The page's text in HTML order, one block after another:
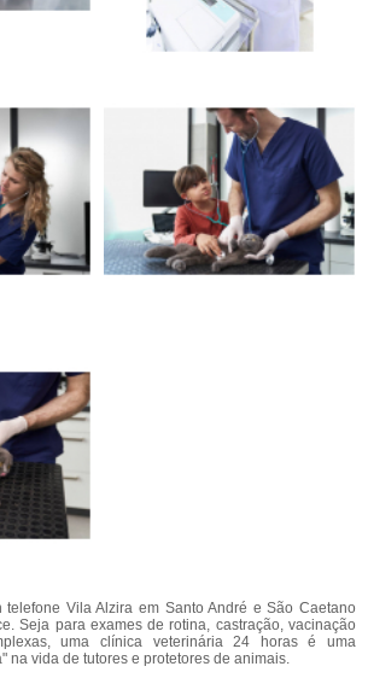
telefone Vila Alzira em Santo André e São Caetano
Seja para exames de rotina, castração, vacinação
uma clínica veterinária 24 horas é uma
na vida de tutores e protetores de animais.